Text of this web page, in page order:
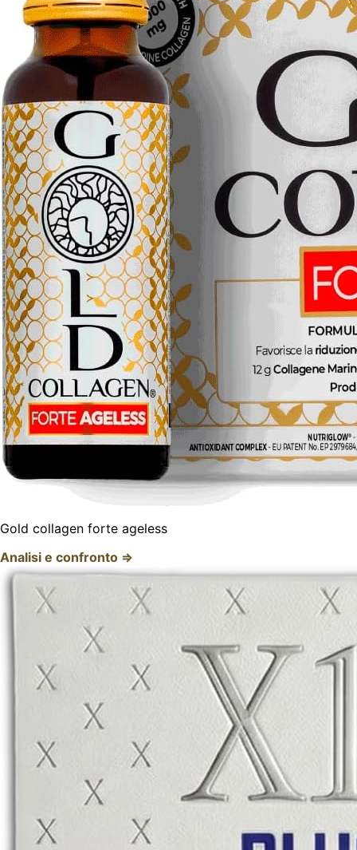
Gold collagen forte ageless
Analisi e confronto ⇒